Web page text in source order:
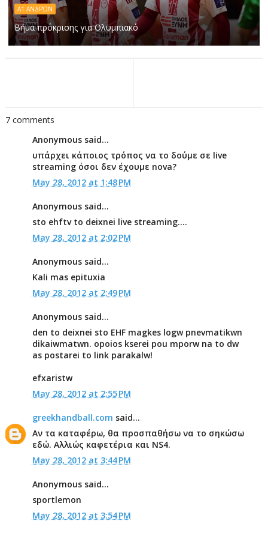
Α1 ΑΝΔΡΏΝ
Βήμα πρόκρισης για Ολυμπιακό
7 comments
Anonymous said...
υπάρχει κάποιος τρόπος να το δούμε σε live
streaming όσοι δεν έχουμε nova?
May 28, 2012 at 1:48 PM
Anonymous said...
sto ehftv to deixnei live streaming....
May 28, 2012 at 2:02 PM
Anonymous said...
Kali mas epituxia
May 28, 2012 at 2:49 PM
Anonymous said...
den to deixnei sto EHF magkes logw pnevmatikwn
dikaiwmatwn. opoios kserei pou mporw na to dw
as postarei to link parakalw!
efxaristw
May 28, 2012 at 2:55 PM
greekhandball.com said...
Αν τα καταφέρω, θα προσπαθήσω να το σηκώσω
εδώ. Αλλιώς καφετέρια και ΝS4.
May 28, 2012 at 3:44 PM
Anonymous said...
sportlemon
May 28, 2012 at 3:54 PM